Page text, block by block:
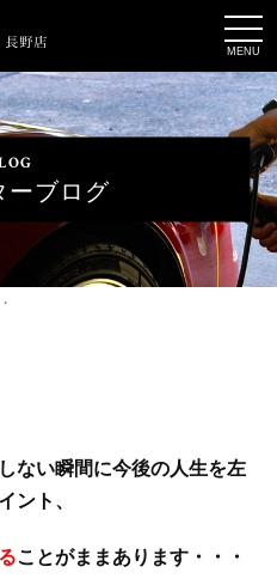
t
o
g
g
l
e
n
a
a
t
i
o
n
ーブログ
ない瞬間に今後の人生を左
ント、
ことがままあります・・・